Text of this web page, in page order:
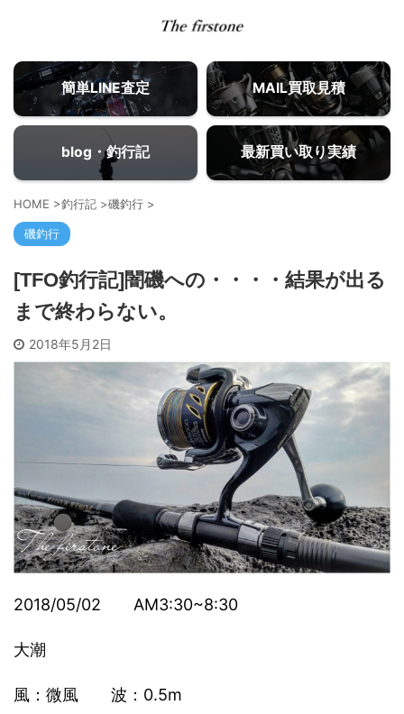
簡単LINE査定 MAIL買取見積
blog・釣行記 最新買い取り実績
HOME >釣行記 >磯釣行 >
磯釣行
[TFO釣行記]闇磯への・・・・結果が出る
まで終わらない。
2018年5月2日
2018/05/02 AM3:30~8:30
大潮
風：微風 波：0.5m